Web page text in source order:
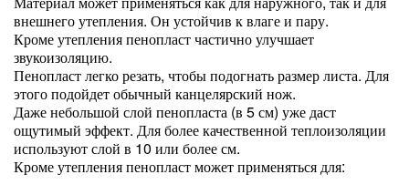
внешнего утепления. Он устойчив к влаге и пару.
Кроме утепления пенопласт частично улучшает
звукоизоляцию.
Пенопласт легко резать, чтобы подогнать размер листа. Для
этого подойдет обычный канцелярский нож.
Даже небольшой слой пенопласта (в 5 см) уже даст
ощутимый эффект. Для более качественной теплоизоляции
используют слой в 10 или более см.
Кроме утепления пенопласт может применяться для: